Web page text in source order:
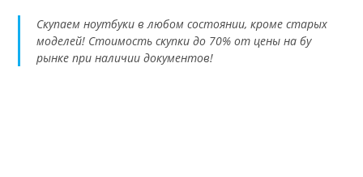
Скупаем ноутбуки в любом состоянии, кроме старых
моделей! Стоимость скупки до 70% от цены на бу
рынке при наличии документов!